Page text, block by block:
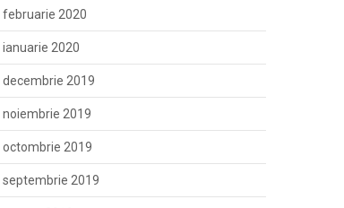
februarie 2020
ianuarie 2020
decembrie 2019
noiembrie 2019
octombrie 2019
septembrie 2019